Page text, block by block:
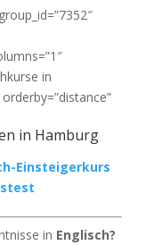
in
in Hamburg
Einsteigerkurs
in Englisch?